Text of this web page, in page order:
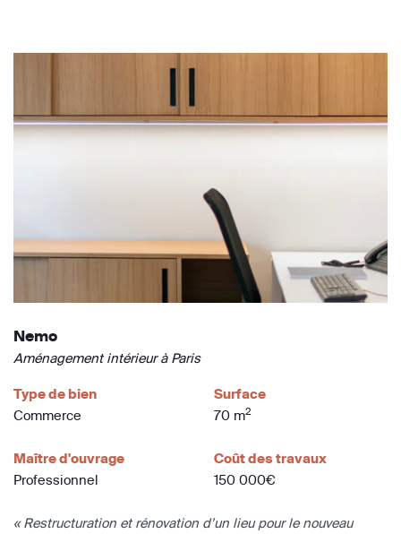
Nemo
Aménagement intérieur à Paris
Type de bien
Commerce
Surface
70 m2
Maître d'ouvrage
Professionnel
Coût des travaux
150 000€
« Restructuration et rénovation d’un lieu pour le nouveau